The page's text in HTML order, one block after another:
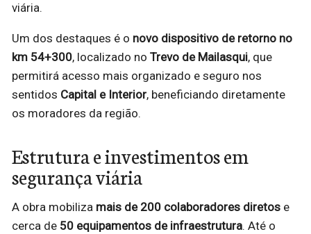
viária.
Um dos destaques é o novo dispositivo de retorno no
km 54+300, localizado no Trevo de Mailasqui, que
permitirá acesso mais organizado e seguro nos
sentidos Capital e Interior, beneficiando diretamente
os moradores da região.
Estrutura e investimentos em
segurança viária
A obra mobiliza mais de 200 colaboradores diretos e
cerca de 50 equipamentos de infraestrutura. Até o